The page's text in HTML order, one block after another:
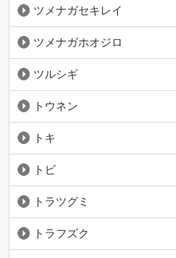
ツメナガセキレイ
ツメナガホオジロ
ツルシギ
トウネン
トキ
トビ
トラツグミ
トラフズク